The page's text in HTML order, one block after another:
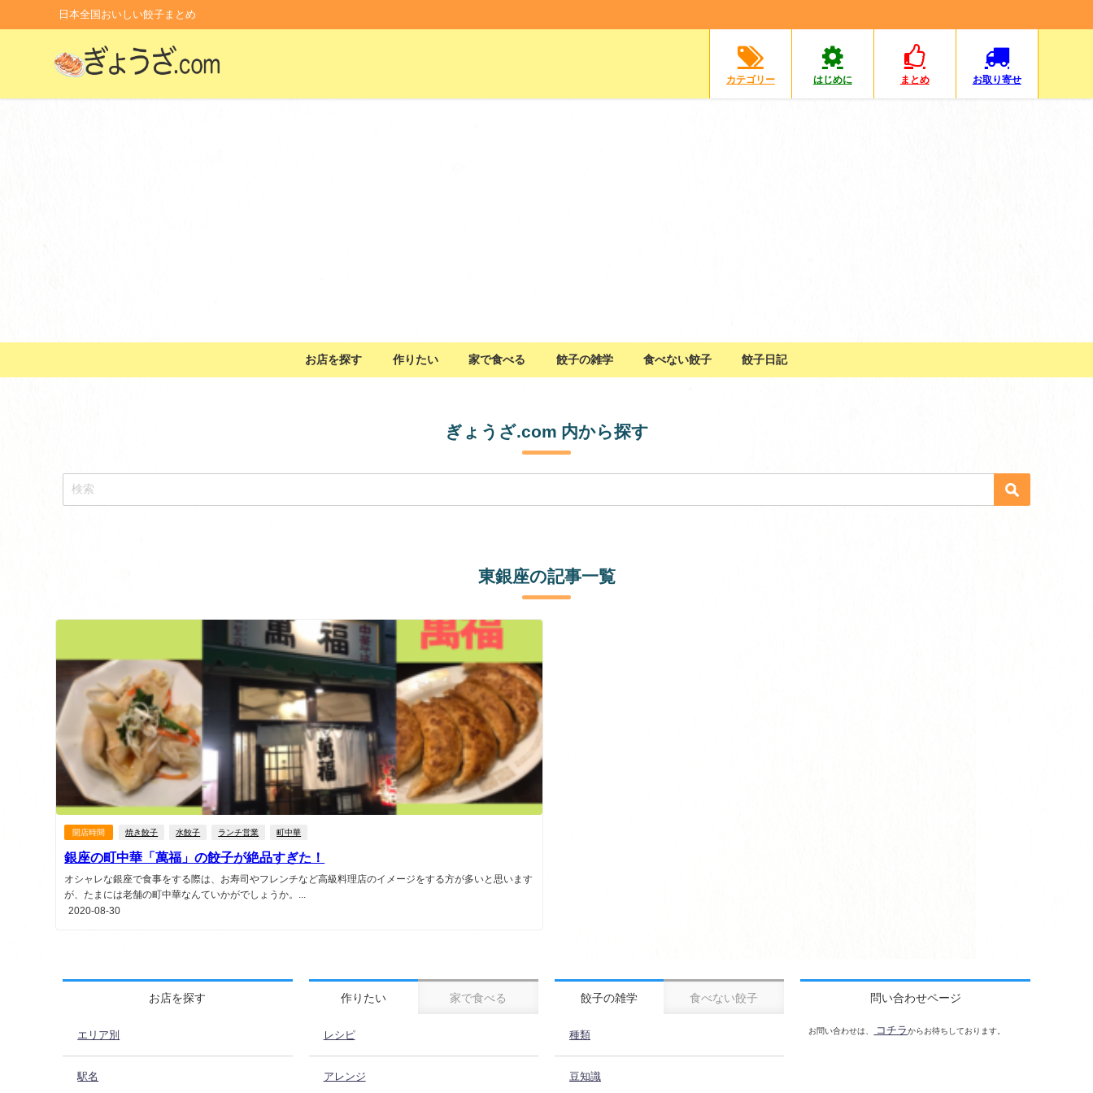
日本全国おいしい餃子まとめ
カテゴリー はじめに まとめ お取り寄せ
お店を探す 作りたい 家で食べる 餃子の雑学 食べない餃子 餃子日記
ぎょうざ.com 内から探す
東銀座の記事一覧
開店時間 焼き餃子 水餃子 ランチ営業 町中華
銀座の町中華「萬福」の餃子が絶品すぎた！
オシャレな銀座で食事をする際は、お寿司やフレンチなど高級料理店のイメージをする方が多いと思います
が、たまには老舗の町中華なんていかがでしょうか。...
2020-08-30
お店を探す
エリア別
駅名
作りたい 家で食べる
レシピ
アレンジ
餃子の雑学 食べない餃子
種類
豆知識
問い合わせページ
お問い合わせは、 コチラからお待ちしております。